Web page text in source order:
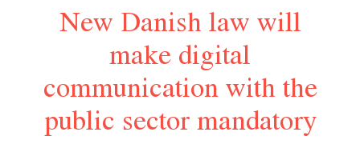
New Danish law will
make digital
communication with the
public sector mandatory